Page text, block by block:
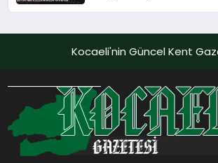
Kocaeli'nin Güncel Kent